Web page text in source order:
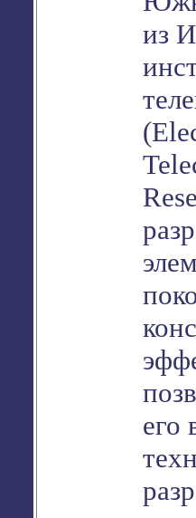
из
его